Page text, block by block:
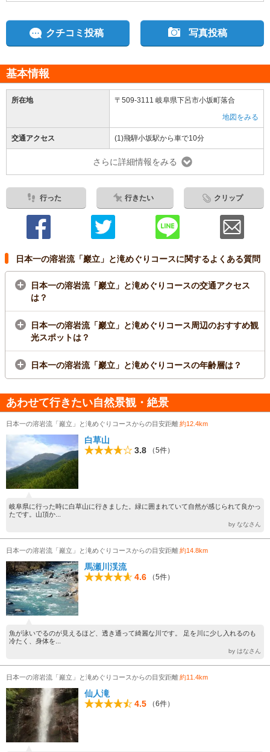
クチコミ投稿 写真投稿
基本情報
所在地
〒509-3111 岐阜県下呂市小坂町落合
地図をみる
交通アクセス (1)飛騨小坂駅から車で10分
さらに詳細情報をみる
行った 行きたい クリップ
日本一の溶岩流「巖立」と滝めぐりコースに関するよくある質問
日本一の溶岩流「巖立」と滝めぐりコースの交通アクセス
は？
日本一の溶岩流「巖立」と滝めぐりコース周辺のおすすめ観
光スポットは？
日本一の溶岩流「巖立」と滝めぐりコースの年齢層は？
あわせて行きたい自然景観・絶景
日本一の溶岩流「巖立」と滝めぐりコースからの目安距離約12.4km
白草山
3.8
（5件）
岐阜県に行った時に白草山に行きました。緑に囲まれていて自然が感じられて良かっ
たです。山頂か...
by ななさん
日本一の溶岩流「巖立」と滝めぐりコースからの目安距離約14.8km
馬瀬川渓流
4.6
（5件）
魚が泳いでるのが見えるほど、透き通って綺麗な川です。 足を川に少し入れるのも
冷たく、身体を...
by はなさん
日本一の溶岩流「巖立」と滝めぐりコースからの目安距離約11.4km
仙人滝
4.5
（6件）